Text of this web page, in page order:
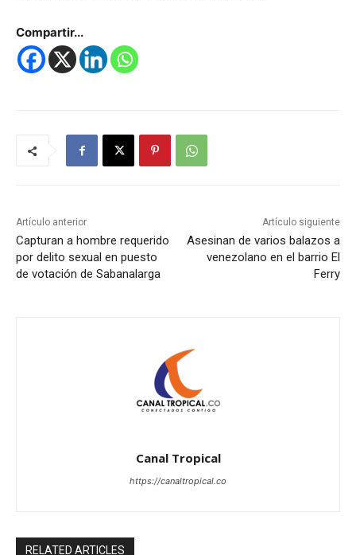
Compartir...
Artículo anterior
Capturan a hombre requerido
por delito sexual en puesto
de votación de Sabanalarga
Artículo siguiente
Asesinan de varios balazos a
venezolano en el barrio El
Ferry
Canal Tropical
https://canaltropical.co
RELATED ARTICLES